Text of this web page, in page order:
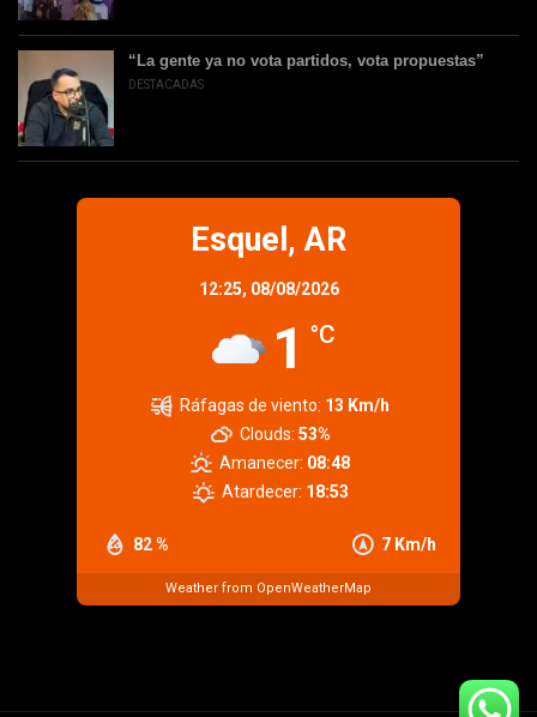
“La gente ya no vota partidos, vota propuestas”
DESTACADAS
Esquel, AR
12:25, 08/08/2026
1 °C
82 % 7 Km/h
Ráfagas de viento: 13 Km/h
Clouds: 53%
Amanecer: 08:48
Atardecer: 18:53
Weather from OpenWeatherMap